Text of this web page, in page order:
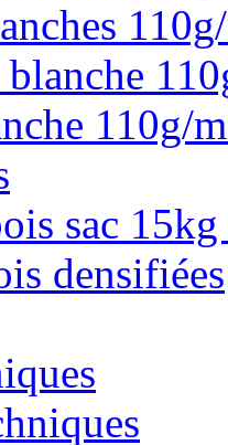
blanche
110g/
sac
densifiées